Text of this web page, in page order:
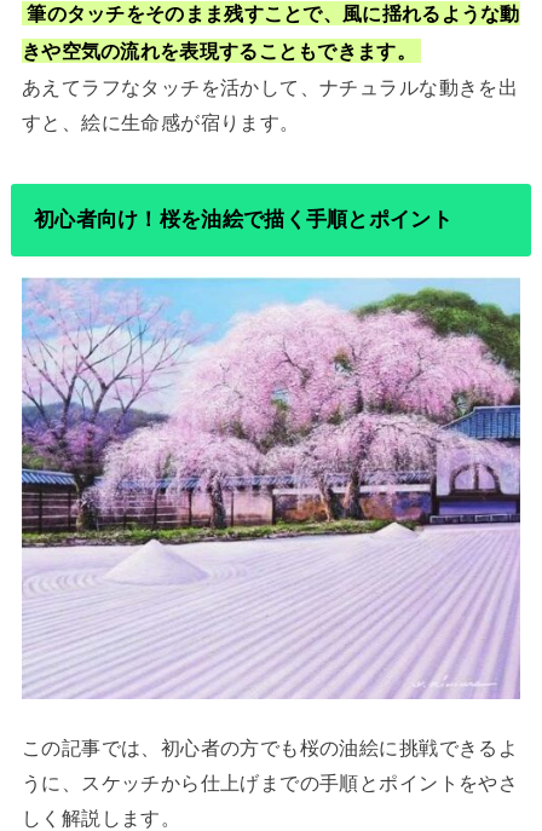
筆のタッチをそのまま残すことで、風に揺れるような動
きや空気の流れを表現することもできます。
あえてラフなタッチを活かして、ナチュラルな動きを出
すと、絵に生命感が宿ります。
初心者向け！桜を油絵で描く手順とポイント
この記事では、初心者の方でも桜の油絵に挑戦できるよ
うに、スケッチから仕上げまでの手順とポイントをやさ
しく解説します。